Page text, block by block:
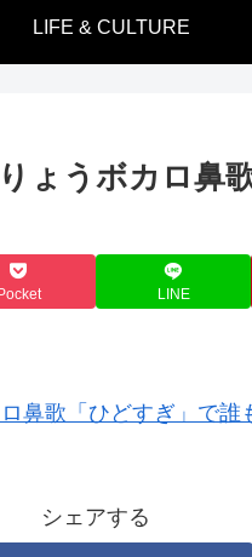
LIFE & CULTURE
ょうボカロ鼻
Pocket LINE
シェアする